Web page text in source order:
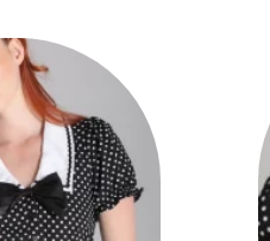
Ajouter
à la liste
des
souhaits